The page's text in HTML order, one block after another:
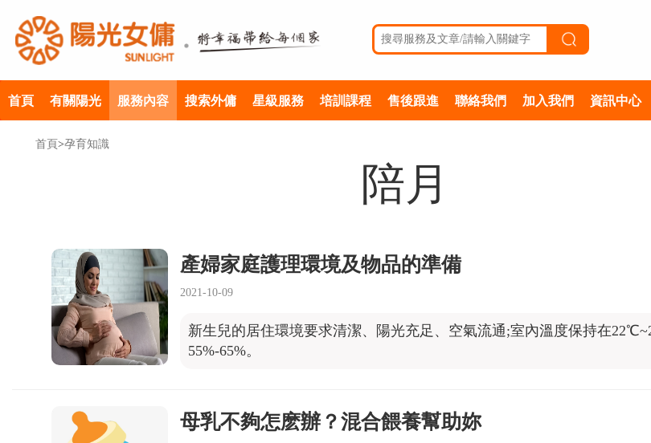
首頁 有關陽光 服務內容 搜索外傭 星級服務 培訓課程 售後跟進 聯絡我們 加入我們 資訊中心
首頁>孕育知識
陪月
產婦家庭護理環境及物品的準備
2021-10-09
新生兒的居住環境要求清潔、陽光充足、空氣流通;室內溫度保持在
55%-65%。
母乳不夠怎麽辦？混合餵養幫助妳